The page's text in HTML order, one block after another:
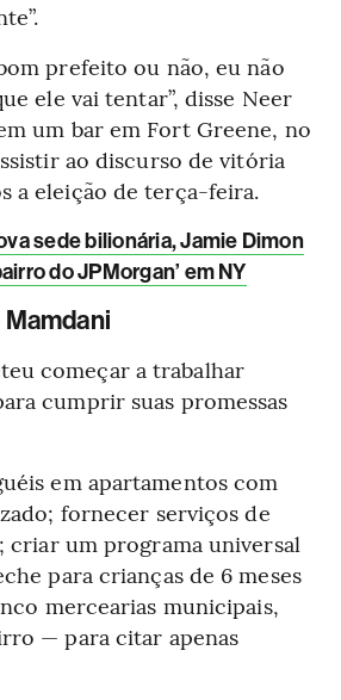
prefeito ou não, eu não
ele vai tentar”, disse Neer
um bar em Fort Greene, no
ao discurso de vitória
a eleição de terça-feira.
sede bilionária, Jamie Dimon
do JPMorgan’ em NY
começar a trabalhar
cumprir suas promessas
em apartamentos com
fornecer serviços de
criar um programa universal
para crianças de 6 meses
mercearias municipais,
— para citar apenas